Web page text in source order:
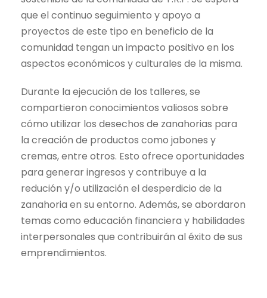
que el continuo seguimiento y apoyo a
proyectos de este tipo en beneficio de la
comunidad tengan un impacto positivo en los
aspectos económicos y culturales de la misma.
Durante la ejecución de los talleres, se
compartieron conocimientos valiosos sobre
cómo utilizar los desechos de zanahorias para
la creación de productos como jabones y
cremas, entre otros. Esto ofrece oportunidades
para generar ingresos y contribuye a la
redución y/o utilización el desperdicio de la
zanahoria en su entorno. Además, se abordaron
temas como educación financiera y habilidades
interpersonales que contribuirán al éxito de sus
emprendimientos.